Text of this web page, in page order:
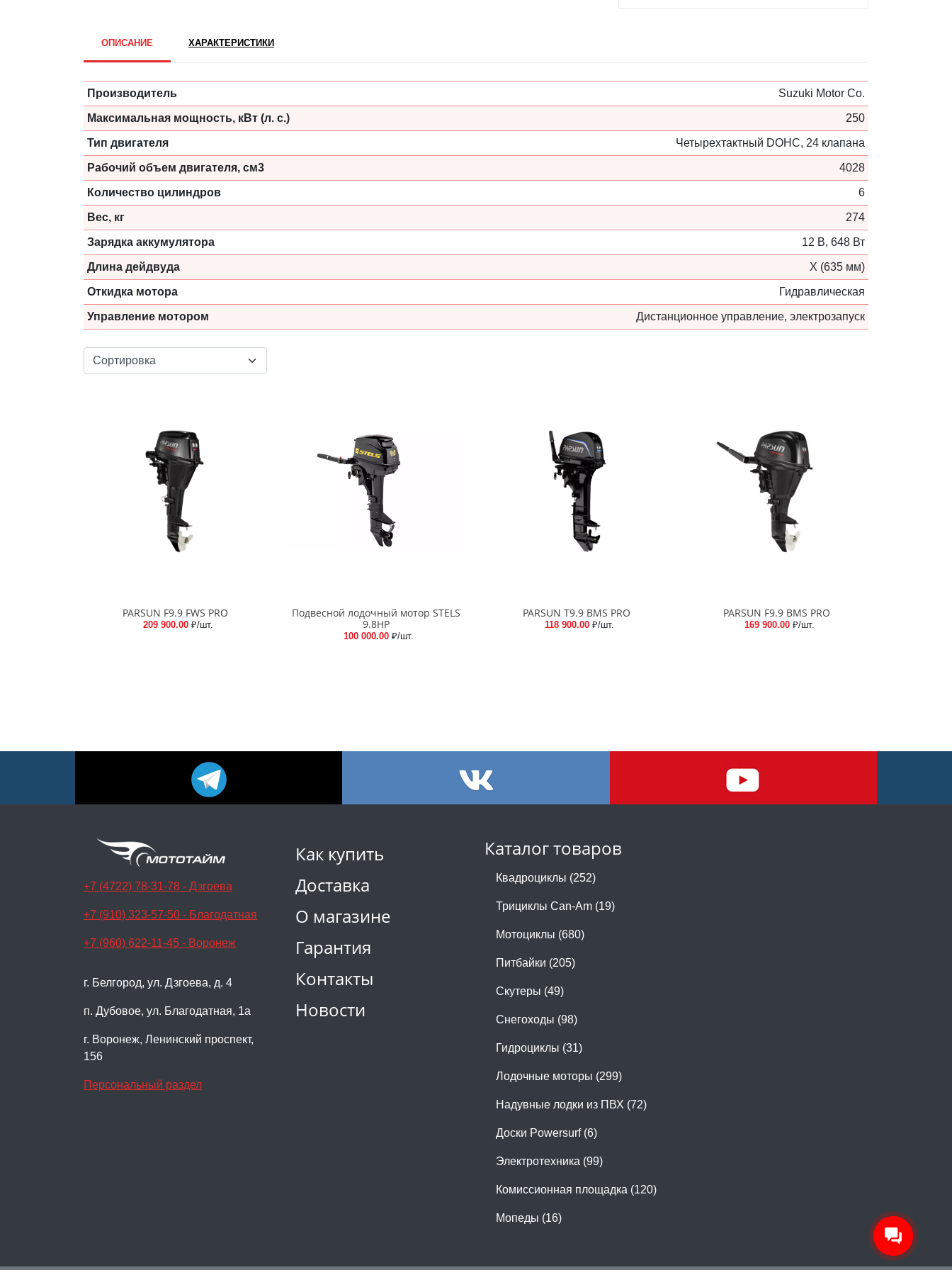
ОПИСАНИЕ ХАРАКТЕРИСТИКИ
Производитель Suzuki Motor Co.
Максимальная мощность, кВт (л. с.) 250
Тип двигателя Четырехтактный DOHC, 24 клапана
Рабочий объем двигателя, см3 4028
Количество цилиндров 6
Вес, кг 274
Зарядка аккумулятора 12 В, 648 Вт
Длина дейдвуда Х (635 мм)
Откидка мотора Гидравлическая
Управление мотором Дистанционное управление, электрозапуск
PARSUN F9.9 FWS PRO
209 900.00 ₽/шт.
Подвесной лодочный мотор STELS
9.8HP
100 000.00 ₽/шт.
PARSUN T9.9 BMS PRO
118 900.00 ₽/шт.
PARSUN F9.9 BMS PRO
169 900.00 ₽/шт.
Как купить
Доставка
О магазине
Гарантия
Контакты
Новости
Каталог товаров
Квадроциклы (252)
Трициклы Can-Am (19)
Мотоциклы (680)
Питбайки (205)
Скутеры (49)
Снегоходы (98)
Гидроциклы (31)
Лодочные моторы (299)
Надувные лодки из ПВХ (72)
Доски Powersurf (6)
Электротехника (99)
Комиссионная площадка (120)
Мопеды (16)
+7 (4722) 78-31-78 - Дзгоева
+7 (910) 323-57-50 - Благодатная
+7 (960) 622-11-45 - Воронеж
г. Белгород, ул. Дзгоева, д. 4
п. Дубовое, ул. Благодатная, 1а
г. Воронеж, Ленинский проспект,
156
Персональный раздел